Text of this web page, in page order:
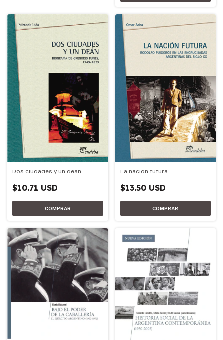
Dos ciudades y un deán
$10.71 USD
La nación futura
$13.50 USD